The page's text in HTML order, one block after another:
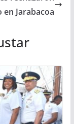
Jarabacoa